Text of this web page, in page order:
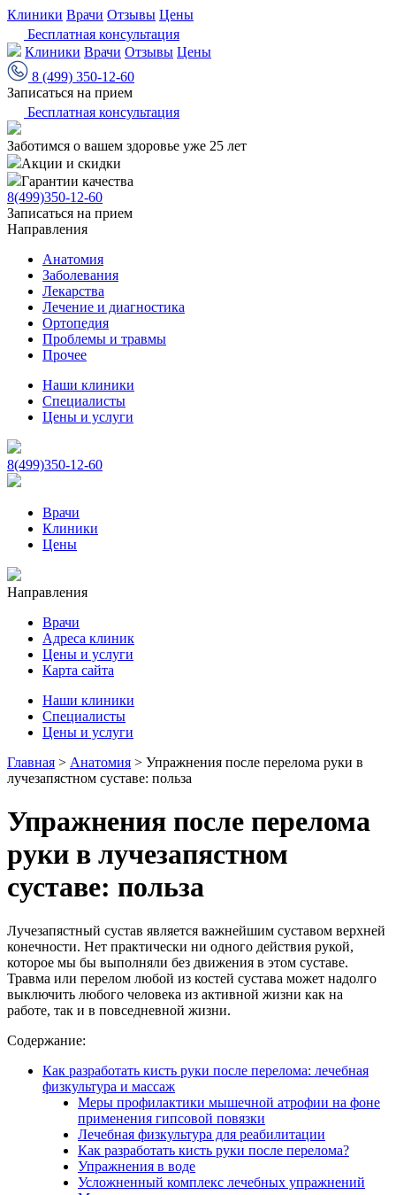
Клиники Врачи Отзывы Цены
Бесплатная консультация
Клиники Врачи Отзывы Цены
8 (499) 350-12-60
Записаться на прием
Бесплатная консультация
Заботимся о вашем здоровье уже 25 лет
Акции и скидки
Гарантии качества
8(499)350-12-60
Записаться на прием
Направления
Анатомия
Заболевания
Лекарства
Лечение и диагностика
Ортопедия
Проблемы и травмы
Прочее
Наши клиники
Специалисты
Цены и услуги
8(499)350-12-60
Врачи
Клиники
Цены
Направления
Врачи
Адреса клиник
Цены и услуги
Карта сайта
Наши клиники
Специалисты
Цены и услуги
Главная > Анатомия > Упражнения после перелома руки в
лучезапястном суставе: польза
Упражнения после перелома
руки в лучезапястном
суставе: польза
Лучезапястный сустав является важнейшим суставом верхней
конечности. Нет практически ни одного действия рукой,
которое мы бы выполняли без движения в этом суставе.
Травма или перелом любой из костей сустава может надолго
выключить любого человека из активной жизни как на
работе, так и в повседневной жизни.
Содержание:
Как разработать кисть руки после перелома: лечебная
физкультура и массаж
Меры профилактики мышечной атрофии на фоне
применения гипсовой повязки
Лечебная физкультура для реабилитации
Как разработать кисть руки после перелома?
Упражнения в воде
Усложненный комплекс лечебных упражнений